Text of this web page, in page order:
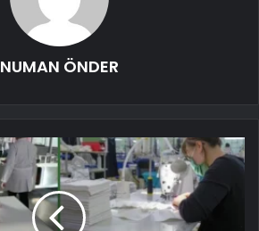
NUMAN ÖNDER